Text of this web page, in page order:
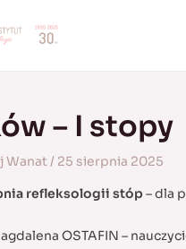
– I stopy
Wanat/ 25 sierpnia 2025
refleksologii stóp– dla
OSTAFIN –